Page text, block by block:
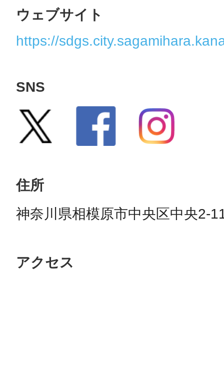
ウェブサイト
https://
SNS
住所
神奈川県相模原市中央区中央2-
アクセス